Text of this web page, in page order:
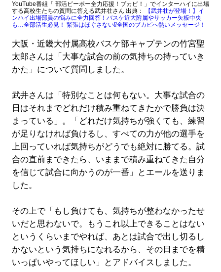
YouTube番組「 部活ピーポー全力応援！ブカピ！」でインターハイに出場
する高校生たちの質問に答える武井壮さん 出典：
【武井壮が登場！】イ
ンハイ出場部員の悩みに全力回答！バスケ近大附属やサッカー矢板中央
も…全部活生必見！ 緊張はほぐさない⁉全国のブカピへ熱いメッセージ！
大阪・近畿大付属高校バスケ部キャプテンの竹宮聖
太郎さんは「大事な試合の前の気持ちの持っていき
かた」について質問しました。
武井さんは「特別なことは何もない。大事な試合の
日はそれまでどれだけ積み重ねてきたかで勝負は決
まっている」。「どれだけ気持ちが強くても、練習
が足りなければ負けるし、すべての力が他の選手を
上回っていれば気持ちがどうでも絶対に勝てる。試
合の直前まできたら、いままで積み重ねてきた自分
を信じて試合に向かうのが一番」とエールを送りま
した。
その上で「もし負けても、気持ちが整わなかったせ
いだと思わないで。もうこれ以上できることはない
というくらいまでやれば、あとは試合で出し切るし
かないという気持ちになれるから、その日までを精
いっぱいやってほしい」とアドバイスしました。